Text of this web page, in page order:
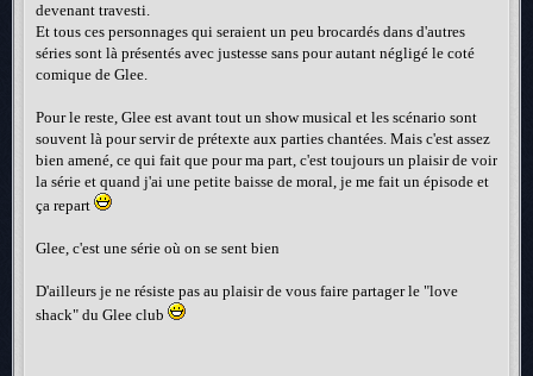
devenant travesti.
Et tous ces personnages qui seraient un peu brocardés dans d'autres
séries sont là présentés avec justesse sans pour autant négligé le coté
comique de Glee.
Pour le reste, Glee est avant tout un show musical et les scénario sont
souvent là pour servir de prétexte aux parties chantées. Mais c'est assez
bien amené, ce qui fait que pour ma part, c'est toujours un plaisir de voir
la série et quand j'ai une petite baisse de moral, je me fait un épisode et
ça repart
Glee, c'est une série où on se sent bien
D'ailleurs je ne résiste pas au plaisir de vous faire partager le "love
shack" du Glee club